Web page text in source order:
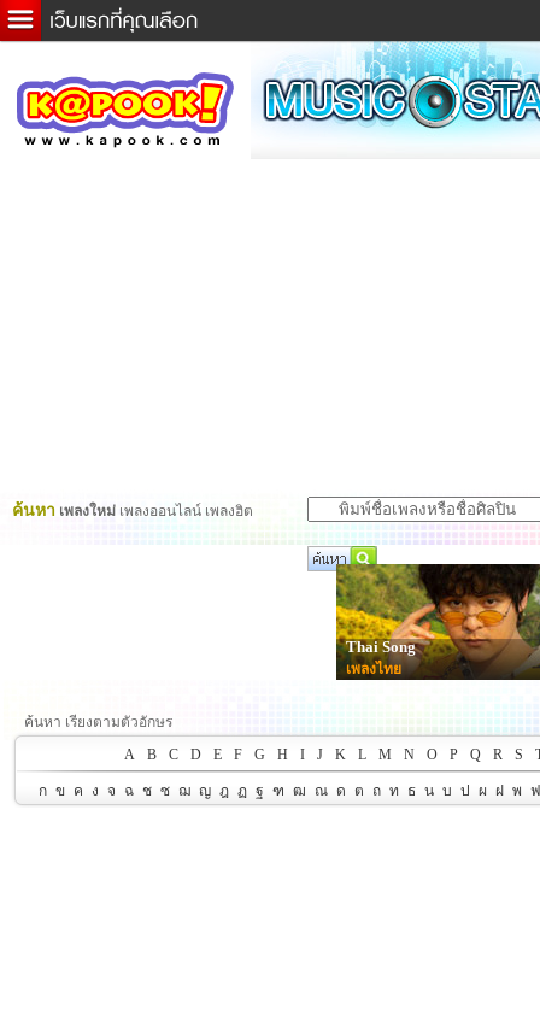
ข่าวด่วน
ละคร
ค้นหา เพลงใหม่ เพลงออนไลน์ เพลงฮิต
Thai Song
เพลงไทย
ค้นหา เรียงตามตัวอักษร
A
B C D E F G H I J K L M N O P Q R S
ก ข ค ง จ ฉ ช ซ ฌ ญ ฎ ฏ ฐ ฑ ฒ ณ ด ต ถ ท ธ น บ ป ผ ฝ พ ฟ